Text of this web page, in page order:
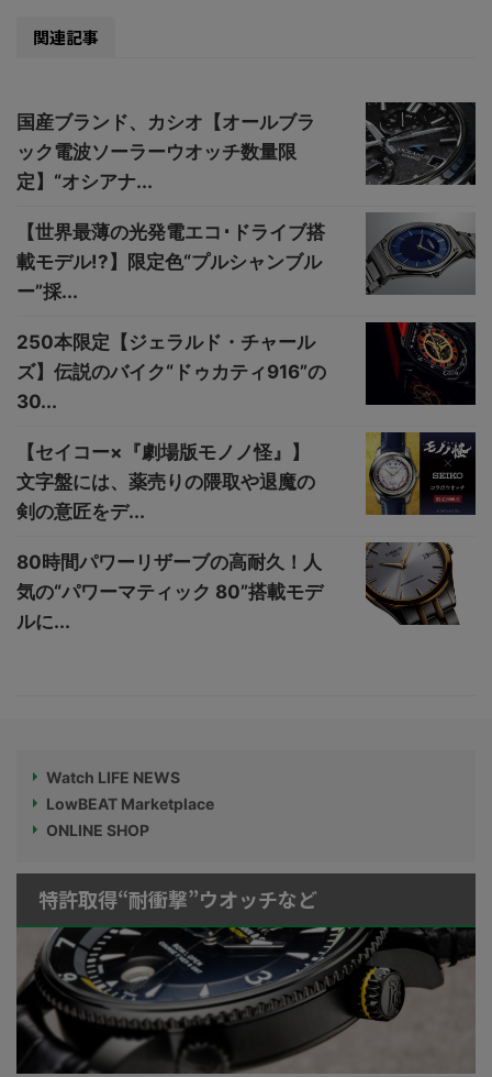
関連記事
国産ブランド、カシオ【オールブラ
ック電波ソーラーウオッチ数量限
定】“オシアナ...
【世界最薄の光発電エコ･ドライブ搭
載モデル!?】限定色“プルシャンブル
ー”採...
250本限定【ジェラルド・チャール
ズ】伝説のバイク“ドゥカティ916”の
30...
【セイコー×『劇場版モノノ怪』】
文字盤には、薬売りの隈取や退魔の
剣の意匠をデ...
80時間パワーリザーブの高耐久！人
気の“パワーマティック 80”搭載モデ
ルに...
Watch LIFE NEWS
LowBEAT Marketplace
ONLINE SHOP
特許取得“耐衝撃”ウオッチなど